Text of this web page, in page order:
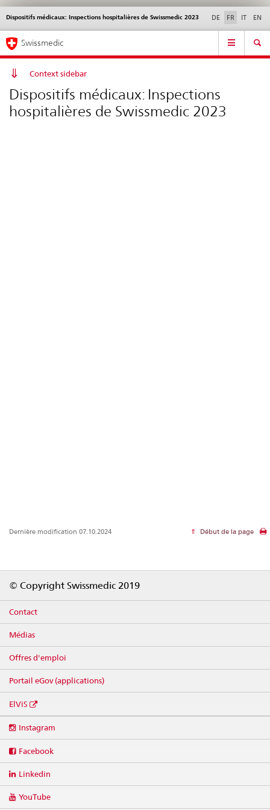
Navigation
directe:
actualités,
bases
juridiques,
contact
Actualités & Mises à
normes
Contact | Support &
aide
Dispositifs médicaux: Inspections hospitalières de Swissmedic 2023 DE FR IT EN
Service
Navigation
Swissmedic
Context sidebar
Dispositifs médicaux: Inspections
hospitalières de Swissmedic 2023
Dernière modification 07.10.2024 Début de la page
© Copyright Swissmedic 2019
Contact
Médias
Offres d'emploi
Portail eGov (applications)
ElViS
media
Instagram
Facebook
Linkedin
YouTube